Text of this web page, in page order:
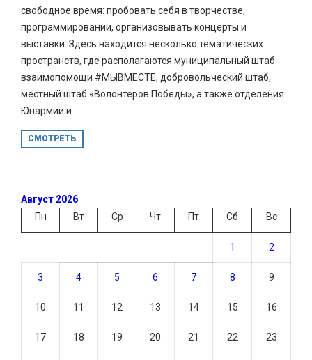
свободное время: пробовать себя в творчестве,
программировании, организовывать концерты и
выставки. Здесь находится несколько тематических
пространств, где располагаются муниципальный штаб
взаимопомощи #МЫВМЕСТЕ, добровольческий штаб,
местный штаб «Волонтеров Победы», а также отделения
Юнармии и...
СМОТРЕТЬ
Август 2026
Пн
Вт Ср Чт Пт Сб Вс
1 2
3 4 5 6 7 8 9
10 11 12 13 14 15 16
17 18 19 20 21 22 23